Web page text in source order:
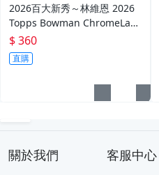
2026百大新秀～林維恩 2026
Topps Bowman ChromeLaze
r Refractor 新人雷射亮面卡 R
C～
$ 360
直購
關於我們 客服中心